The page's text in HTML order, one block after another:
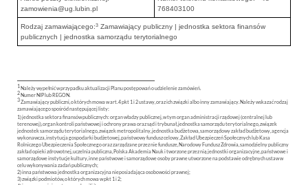
zamowienia@ug.lubin.pl
768403100
Rodzaj zamawiającego:3 Zamawiający publiczny | jednostka sektora finansów
publicznych | jednostka samorządu terytorialnego
1 Należy wypełnić w przypadku aktualizacji Planu postępowań o udzielenie zamówień.
2 Numer NIP lub REGON.
3Zamawiający publiczni, o których mowa w art. 4 pkt 1 i 2 ustawy, oraz ich związki albo inny zamawiający. Należy wskazać rodzaj
zamawiającego spośród następującej listy:
1) jednostka sektora finansów publicznych: organ władzy publicznej, w tym organ administracji rządowej (centralnej lub
terenowej), organ kontroli państwowej i ochrony prawa oraz sąd i trybunał, jednostka samorządu terytorialnego, związek
jednostek samorządu terytorialnego, związek metropolitalny, jednostka budżetowa, samorządowy zakład budżetowy, agencja
wykonawcza, instytucja gospodarki budżetowej, państwowy fundusz celowy, Zakład Ubezpieczeń Społecznych lub Kasa
Rolniczego Ubezpieczenia Społecznego oraz zarządzane przez nie fundusze, Narodowy Fundusz Zdrowia, samodzielny publiczny
zakład opieki zdrowotnej, uczelnia publiczna, Polska Akademia Nauk i tworzone przez nią jednostki organizacyjne, państwowe i
samorządowe instytucje kultury, inne państwowe i samorządowe osoby prawne utworzone na podstawie odrębnych ustaw w
celu wykonywania zadań publicznych;
2) inna państwowa jednostka organizacyjna nieposiadająca osobowości prawnej;
3) związki podmiotów, o których mowa w pkt 1 i 2;